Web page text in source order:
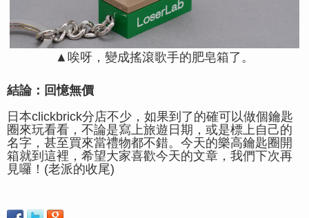
▲唉呀，變成搖滾歌手的肥皂箱了。
結論：回憶無價
日本clickbrick分店不少，如果到了的確可以做個鑰匙
圈來玩看看，不論是寫上旅遊日期，或是標上自己的
名字，甚至買來當禮物都不錯。今天的樂高鑰匙圈開
箱就到這裡，希望大家喜歡今天的文章，我們下次再
見囉！(老派的收尾)